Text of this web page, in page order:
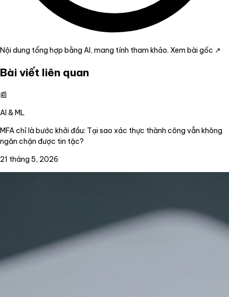
Nội dung tổng hợp bằng AI, mang tính tham khảo. Xem bài gốc ↗
Bài viết liên quan
📰
AI & ML
MFA chỉ là bước khởi đầu: Tại sao xác thực thành công vẫn không
ngăn chặn được tin tặc?
21 tháng 5, 2026